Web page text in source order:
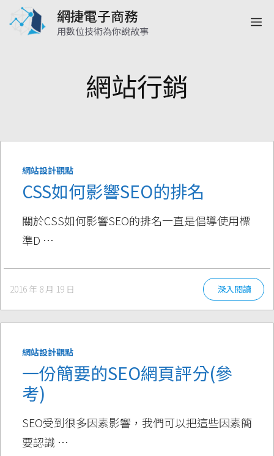
至
網捷電子商務
用數位技術為你說故事
選
網站行銷
網站設計觀點
CSS如何影響SEO的排名
關於CSS如何影響SEO的排名一直是倡導使用標
準D …
2016 年 8 月 19 日 深入閱讀
網站設計觀點
一份簡要的SEO網頁評分(參
考)
SEO受到很多因素影響，我們可以把這些因素簡
要認識 …